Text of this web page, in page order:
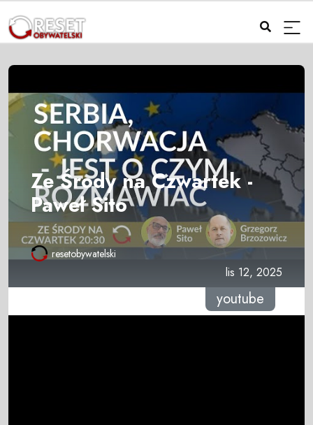
Ze Środy na Czwartek -
Paweł Sito
resetobywatelski
lis 12, 2025
youtube